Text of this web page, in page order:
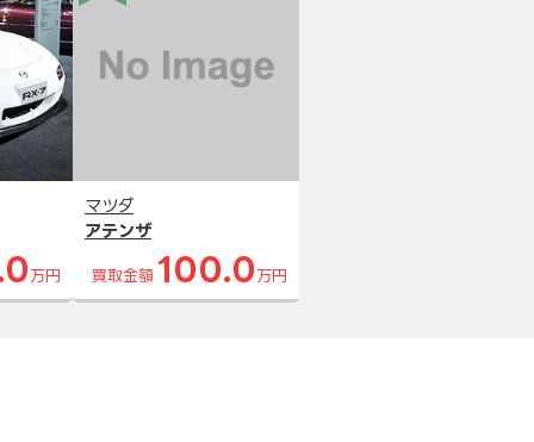
万円
マツダ
アテンザ
買取金額 100.0 万円